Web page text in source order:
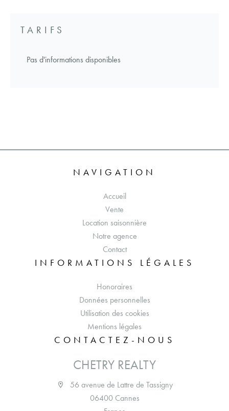
TARIFS
Pas d'informations disponibles
NAVIGATION
Accueil
Vente
Location saisonnière
Notre agence
Contact
INFORMATIONS LÉGALES
Honoraires
Données personnelles
Utilisation des cookies
Mentions légales
CONTACTEZ-NOUS
CHETRY REALTY
56 avenue de Lattre de Tassigny
06400 Cannes